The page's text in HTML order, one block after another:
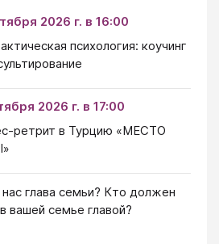
2026 г. в 16:00
психология: коучинг
2026 г. в 17:00
ретрит в Турцию «МЕСТО
глава семьи? Кто должен
вашей семье главой?